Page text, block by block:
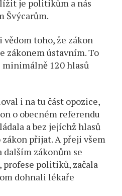
je politikům a nás
Švýcarům.
vědom toho, že zákon
zákonem ústavním. To
minimálně 120 hlasů
i na tu část opozice,
o obecném referendu
a bez jejíchž hlasů
přijat. A přeji všem
dalším zákonům se
profese politiků, začala
dohnali lékaře